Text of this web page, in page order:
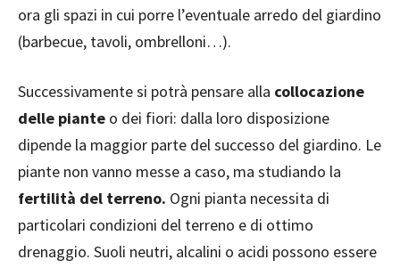
ora gli spazi in cui porre l’eventuale arredo del giardino
(barbecue, tavoli, ombrelloni…).
Successivamente si potrà pensare alla collocazione
delle piante o dei fiori: dalla loro disposizione
dipende la maggior parte del successo del giardino. Le
piante non vanno messe a caso, ma studiando la
fertilità del terreno. Ogni pianta necessita di
particolari condizioni del terreno e di ottimo
drenaggio. Suoli neutri, alcalini o acidi possono essere